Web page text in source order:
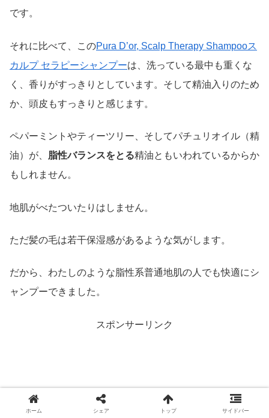
です。
それに比べて、このPura D’or, Scalp Therapy Shampooス
カルプ セラピーシャンプーは、洗っている最中も重くな
く、香りがすっきりとしています。そして精油入りのため
か、頭皮もすっきりと感じます。
ペパーミントやティーツリー、そしてパチュリオイル（精
油）が、 脂性バランスをとる精油ともいわれているからか
もしれません。
地肌がべたついたりはしません。
ただ髪の毛は若干保湿感があるような気がします。
だから、わたしのような脂性系普通地肌の人でも快適にシ
ャンプーできました。
スポンサーリンク
ホーム シェア トップ サイドバー